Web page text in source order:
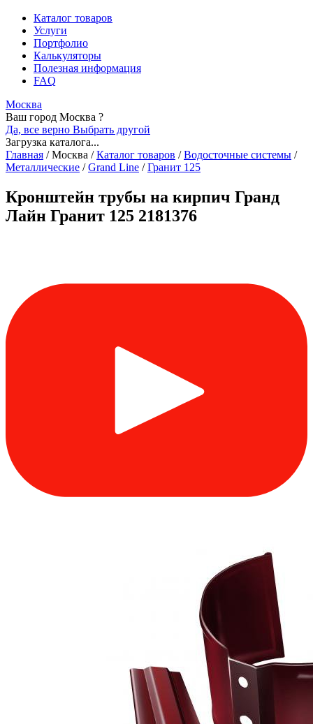
Каталог товаров
Услуги
Портфолио
Калькуляторы
Полезная информация
FAQ
Москва
Ваш город Москва ?
Да, все верно Выбрать другой
Загрузка каталога...
Главная /Москва / Каталог товаров / Водосточные системы /
Металлические / Grand Line / Гранит 125
Кронштейн трубы на кирпич Гранд
Лайн Гранит 125 2181376